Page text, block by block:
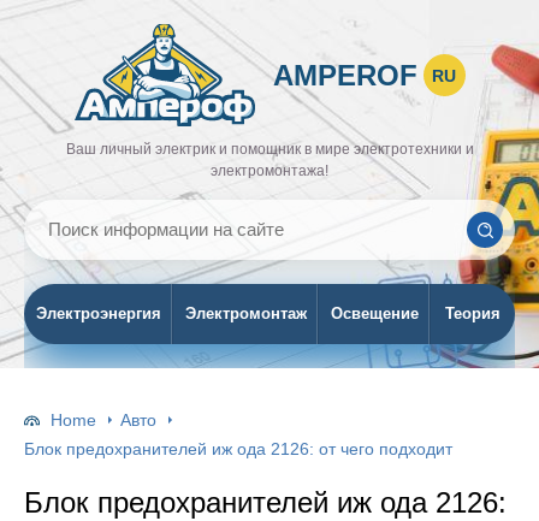
AMPEROF RU
Ваш личный электрик и помощник в мире электротехники и
электромонтажа!
Электроэнергия Электромонтаж Освещение Теория
Home
Авто
Блок предохранителей иж ода 2126: от чего подходит
Блок предохранителей иж ода 2126: